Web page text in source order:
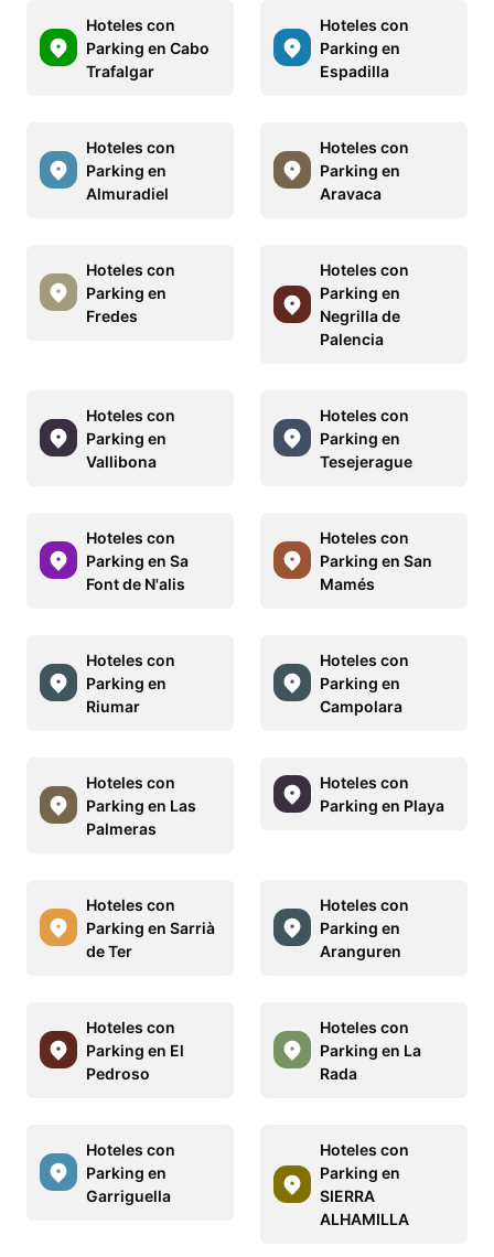
Hoteles con
Parking en Cabo
Trafalgar
Hoteles con
Parking en
Espadilla
Hoteles con
Parking en
Almuradiel
Hoteles con
Parking en
Aravaca
Hoteles con
Parking en
Fredes
Hoteles con
Parking en
Negrilla de
Palencia
Hoteles con
Parking en
Vallibona
Hoteles con
Parking en
Tesejerague
Hoteles con
Parking en Sa
Font de N'alis
Hoteles con
Parking en San
Mamés
Hoteles con
Parking en
Riumar
Hoteles con
Parking en
Campolara
Hoteles con
Parking en Las
Palmeras
Hoteles con
Parking en Playa
Hoteles con
Parking en Sarrià
de Ter
Hoteles con
Parking en
Aranguren
Hoteles con
Parking en El
Pedroso
Hoteles con
Parking en La
Rada
Hoteles con
Parking en
Garriguella
Hoteles con
Parking en
SIERRA
ALHAMILLA